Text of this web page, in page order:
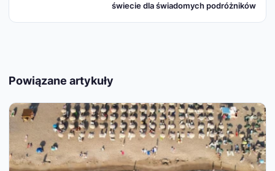
świecie dla świadomych podróżników
Powiązane artykuły